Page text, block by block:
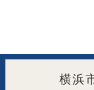
横浜